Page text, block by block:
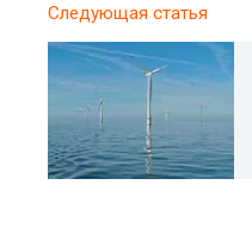
Следующая статья